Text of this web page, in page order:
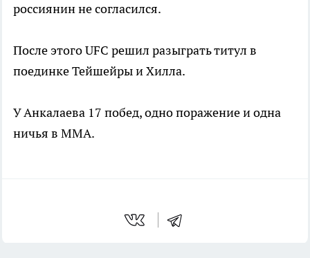
россиянин не согласился.
После этого UFC решил разыграть титул в
поединке Тейшейры и Хилла.
У Анкалаева 17 побед, одно поражение и одна
ничья в ММА.